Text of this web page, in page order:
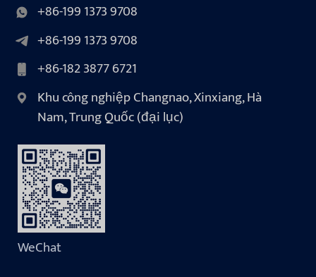
+86-199 1373 9708
+86-199 1373 9708
+86-182 3877 6721
Khu công nghiệp Changnao, Xinxiang, Hà
Nam, Trung Quốc (đại lục)
WeChat